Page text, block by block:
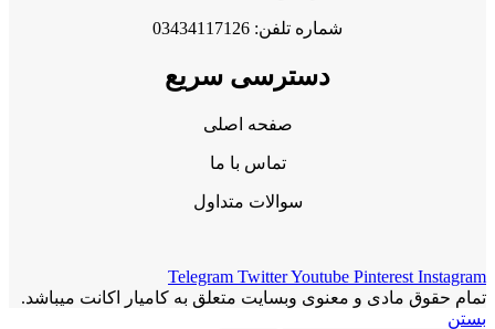
شماره تلفن: 03434117126
دسترسی سریع
صفحه اصلی
تماس با ما
سوالات متداول
Telegram TwitterYoutube Pinterest Instagram
تمام حقوق مادی و معنوی وبسایت متعلق به کامیار اکانت میباشد.
بستن